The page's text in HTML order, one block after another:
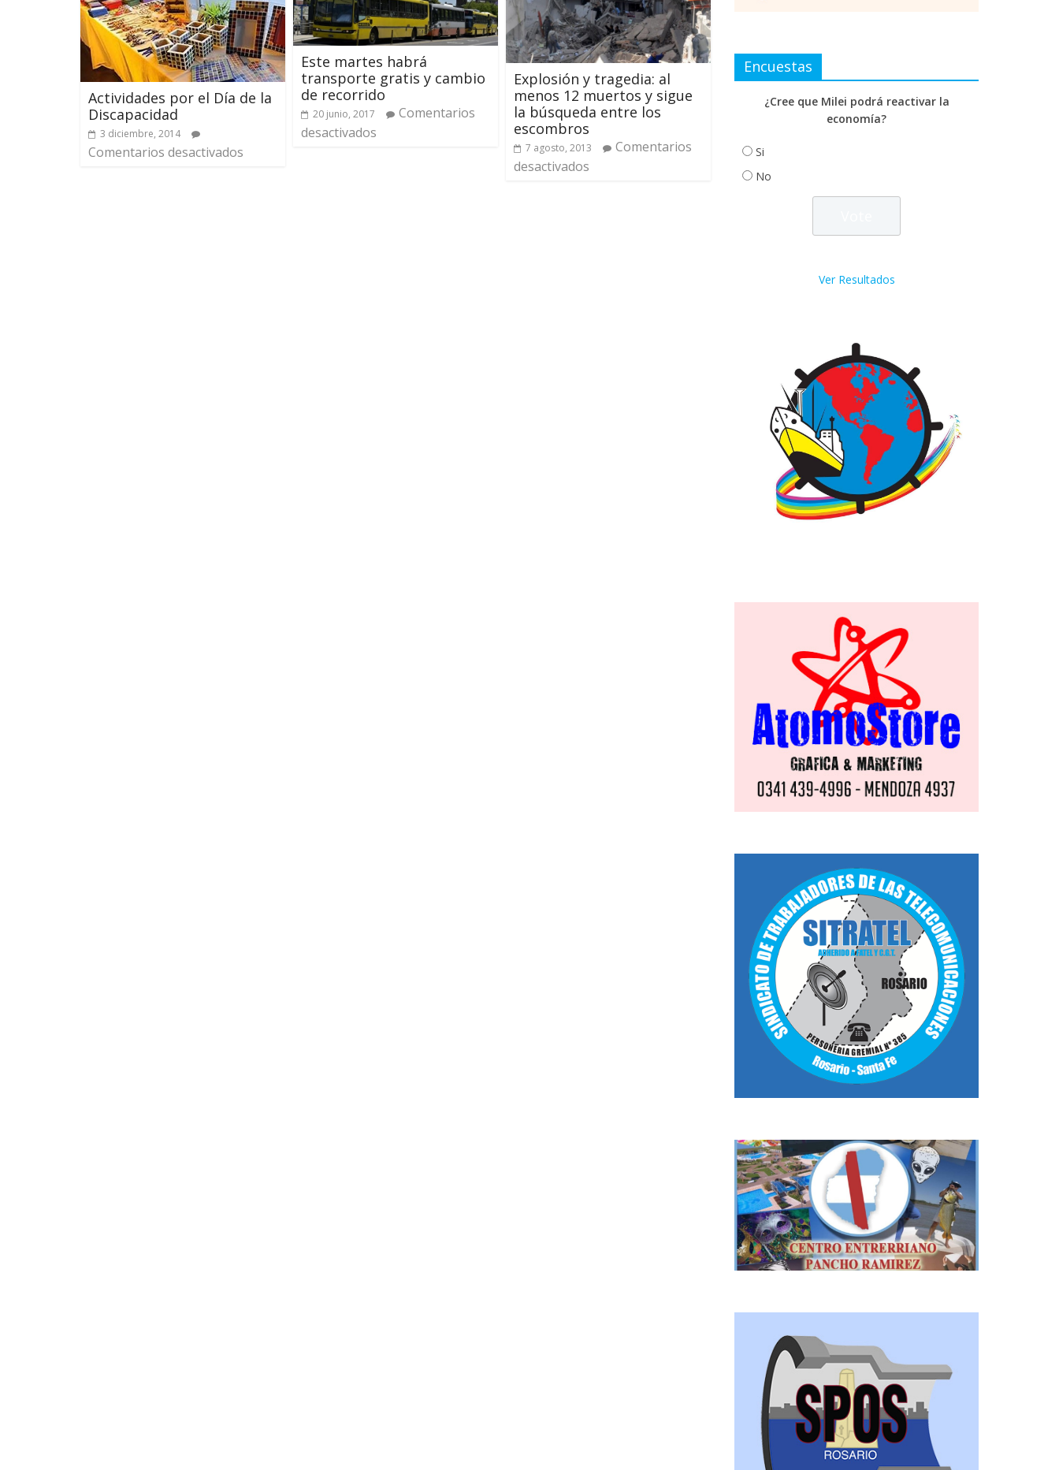
Actividades por el Día de la
Discapacidad
3 diciembre, 2014
Comentarios desactivados
Este martes habrá
transporte gratis y cambio
de recorrido
20 junio, 2017
Comentarios
desactivados
Explosión y tragedia: al
menos 12 muertos y sigue
la búsqueda entre los
escombros
7 agosto, 2013
Comentarios
desactivados
Encuestas
¿Cree que Milei podrá reactivar la
economía?
Si
No
Ver Resultados